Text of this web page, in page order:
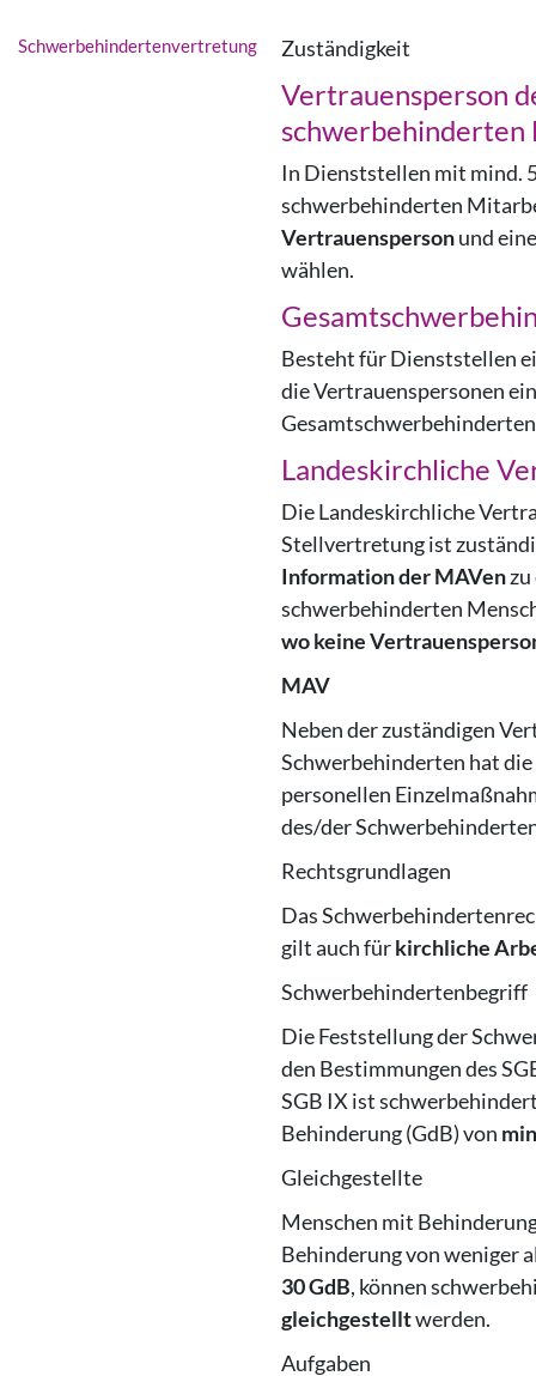
Schwerbehindertenvertretung Zuständigkeit
Vertrauensperson
In Dienststellen mit mind.
schwerbehinderten
Vertrauenspersonund
wählen.
Besteht für Dienststellen
die Vertrauenspersonen
Landeskirchliche
Die Landeskirchliche
Stellvertretung ist
Information der MAVen
schwerbehinderten
wo keine
MAV
Neben der zuständigen
Schwerbehinderten hat
personellen
des/der
Rechtsgrundlagen
Das
gilt auch fürkirchliche
Schwerbehindertenbegriff
Die Feststellung der
den Bestimmungen des
SGB IX ist
Behinderung (GdB) von
Gleichgestellte
Menschen mit
Behinderung von weniger
30 GdB, können
gleichgestelltwerden.
Aufgaben